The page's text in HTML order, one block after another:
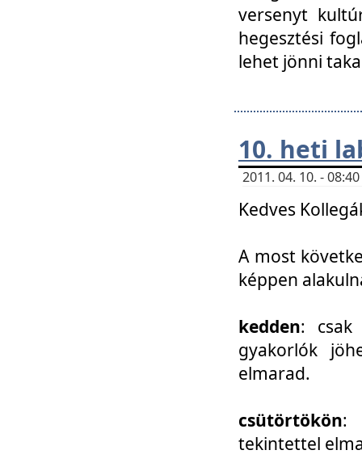
versenyt
hegesztési
lehet jönni
10. heti
2011. 04. 10. -
Kedves
A most
képpen
kedden: csak
gyakorlók
elmarad.
csütörtökön:
tekintettel